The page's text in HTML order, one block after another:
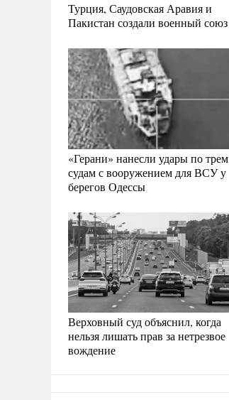
Турция, Саудовская Аравия и
Пакистан создали военный союз
«Герани» нанесли удары по трем
судам с вооружением для ВСУ у
берегов Одессы
Верховный суд объяснил, когда
нельзя лишать прав за нетрезвое
вождение